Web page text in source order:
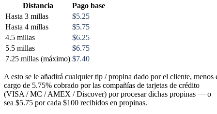
Distancia
Pago base
Hasta 3 millas
$5.25
Hasta 4 millas
$5.75
4.5 millas
$6.25
5.5 millas
$6.75
7.25 millas (máximo) $7.40
A esto se le añadirá cualquier tip / propina dado por el cliente, menos
cargo de 5.75% cobrado por las compañías de tarjetas de crédito
(VISA / MC / AMEX / Discover) por procesar dichas propinas — o
sea $5.75 por cada $100 recibidos en propinas.